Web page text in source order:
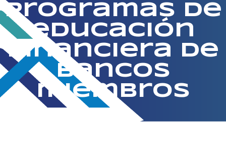
Programas de
educación
financiera de
bancos
miembros